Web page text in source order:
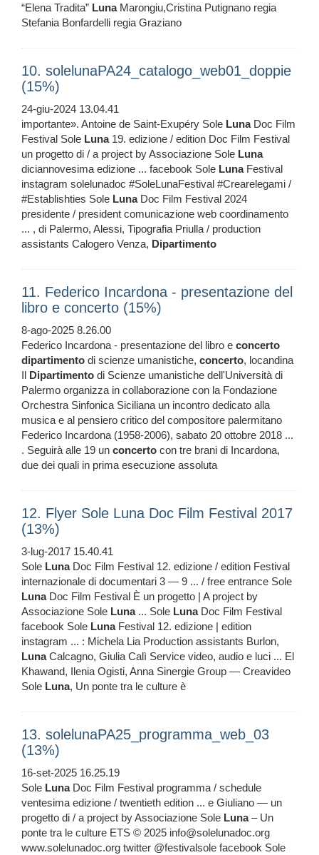
“Elena Tradita” LunaMarongiu,Cristina Putignano regia
Stefania Bonfardelli regia Graziano
10. solelunaPA24_catalogo_web01_doppie
(15%)
24-giu-2024 13.04.41
importante». Antoine de Saint-Exupéry Sole LunaDoc Film
Festival Sole Luna19. edizione / edition Doc Film Festival
un progetto di / a project by Associazione Sole Luna
diciannovesima edizione ... facebook Sole LunaFestival
instagram solelunadoc #SoleLunaFestival #Crearelegami /
#Establishties Sole LunaDoc Film Festival 2024
presidente / president comunicazione web coordinamento
... , di Palermo, Alessi, Tipografia Priulla / production
assistants Calogero Venza, Dipartimento
11. Federico Incardona - presentazione del
libro e concerto (15%)
8-ago-2025 8.26.00
Federico Incardona - presentazione del libro e concerto
dipartimento di scienze umanistiche, concerto, locandina
Il Dipartimento di Scienze umanistiche dell'Università di
Palermo organizza in collaborazione con la Fondazione
Orchestra Sinfonica Siciliana un incontro dedicato alla
musica e al pensiero critico del compositore palermitano
Federico Incardona (1958-2006), sabato 20 ottobre 2018 ...
. Seguirà alle 19 un concerto con tre brani di Incardona,
due dei quali in prima esecuzione assoluta
12. Flyer Sole Luna Doc Film Festival 2017
(13%)
3-lug-2017 15.40.41
Sole LunaDoc Film Festival 12. edizione / edition Festival
internazionale di documentari 3 — 9 ... / free entrance Sole
LunaDoc Film Festival È un progetto | A project by
Associazione Sole Luna... Sole LunaDoc Film Festival
facebook Sole LunaFestival 12. edizione | edition
instagram ... : Michela Lia Production assistants Burlon,
LunaCalcagno, Giulia Calì Service video, audio e luci ... El
Khawand, Ilenia Ogisti, Anna Sinergie Group — Creavideo
Sole Luna, Un ponte tra le culture è
13. solelunaPA25_programma_web_03
(13%)
16-set-2025 16.25.19
Sole LunaDoc Film Festival programma / schedule
ventesima edizione / twentieth edition ... e Giuliano — un
progetto di / a project by Associazione Sole Luna– Un
ponte tra le culture ETS © 2025 info@solelunadoc.org
www.solelunadoc.org twitter @festivalsole facebook Sole